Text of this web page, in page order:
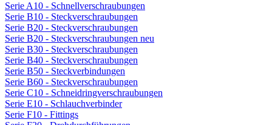
Serie A10 - Schnellverschraubungen
Serie B10 - Steckverschraubungen
Serie B20 - Steckverschraubungen
Serie B20 - Steckverschraubungen neu
Serie B30 - Steckverschraubungen
Serie B40 - Steckverschraubungen
Serie B50 - Steckverbindungen
Serie B60 - Steckverschraubungen
Serie C10 - Schneidringverschraubungen
Serie E10 - Schlauchverbinder
Serie F10 - Fittings